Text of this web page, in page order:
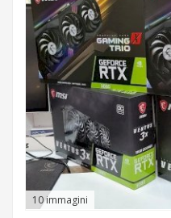
10 immagini